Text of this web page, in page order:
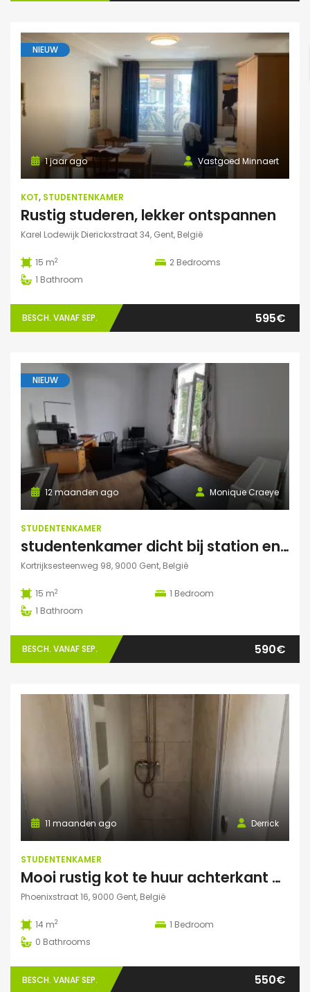
NIEUW
Vastgoed Minnaert
1 jaar ago
KOT, STUDENTENKAMER
Rustig studeren, lekker ontspannen
Karel Lodewijk Dierickxstraat 34, Gent, België
15 m2 2 Bedrooms
1 Bathroom
BESCH. VANAF SEP. 595€
NIEUW
Monique Craeye
12 maanden ago
STUDENTENKAMER
studentenkamer dicht bij station en Citadelpark centraal gelegen
Kortrijksesteenweg 98, 9000 Gent, België
15 m2 1 Bedroom
1 Bathroom
BESCH. VANAF SEP. 590€
Derrick
11 maanden ago
STUDENTENKAMER
Mooi rustig kot te huur achterkant gebouw
Phoenixstraat 16, 9000 Gent, België
14 m2 1 Bedroom
0 Bathrooms
BESCH. VANAF SEP. 550€